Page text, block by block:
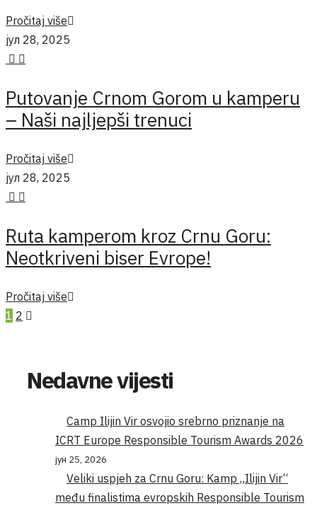
Pročitaj više
јул 28, 2025
Putovanje Crnom Gorom u kamperu
– Naši najljepši trenuci
Pročitaj više
јул 28, 2025
Ruta kamperom kroz Crnu Goru:
Neotkriveni biser Evrope!
Pročitaj više
1 2
Nedavne vijesti
Camp Ilijin Vir osvojio srebrno priznanje na
ICRT Europe Responsible Tourism Awards 2026
јун 25, 2026
Veliki uspjeh za Crnu Goru: Kamp „Ilijin Vir“
među finalistima evropskih Responsible Tourism